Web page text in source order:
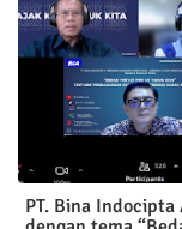
PT. Bina